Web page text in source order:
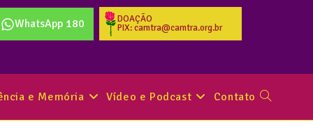
WhatsApp 180
DOAÇÃO
PIX: camtra@camtra.org.br
e Memória Vídeo e Podcast Contato